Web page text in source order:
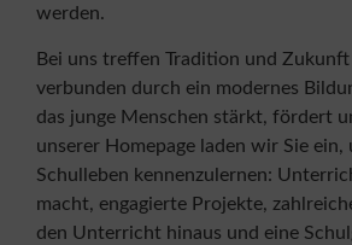
werden.
Bei uns treffen Tradition und
verbunden durch ein modernes
das junge Menschen stärkt, fördert
unserer Homepage laden wir Sie ein,
Schulleben kennenzulernen:
macht, engagierte Projekte,
den Unterricht hinaus und eine